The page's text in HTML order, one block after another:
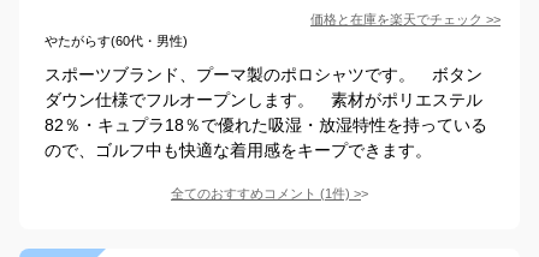
価格と在庫を楽天でチェック >>
やたがらす(60代・男性)
スポーツブランド、プーマ製のポロシャツです。 ボタン
ダウン仕様でフルオープンします。 素材がポリエステル
82％・キュプラ18％で優れた吸湿・放湿特性を持っている
ので、ゴルフ中も快適な着用感をキープできます。
全てのおすすめコメント (1件) >